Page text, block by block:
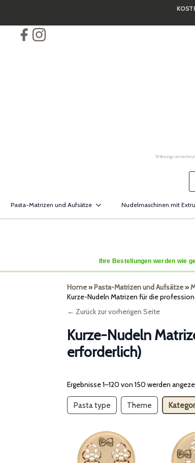
content
Pasta-Matrizen und Aufsätze Nudelmaschinen mit
Ihre Bestellungen werden wie
Home»Pasta-Matrizen und Aufsätze»
Kurze-Nudeln Matrizen für die
← Zurück zur vorherigen Seite
Kurze-Nudeln
erforderlich)
Ergebnisse 1–120 von 150 werden
Pasta type Theme